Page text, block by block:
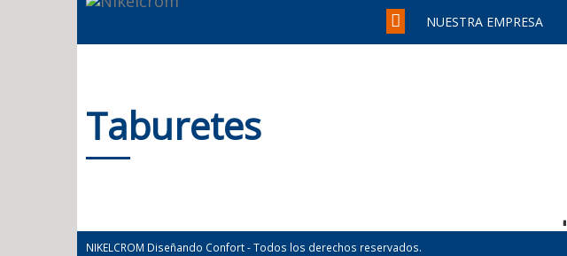
NUESTRA EMPRESA
Taburetes
NIKELCROM Diseñando Confort - Todos los derechos reservados.